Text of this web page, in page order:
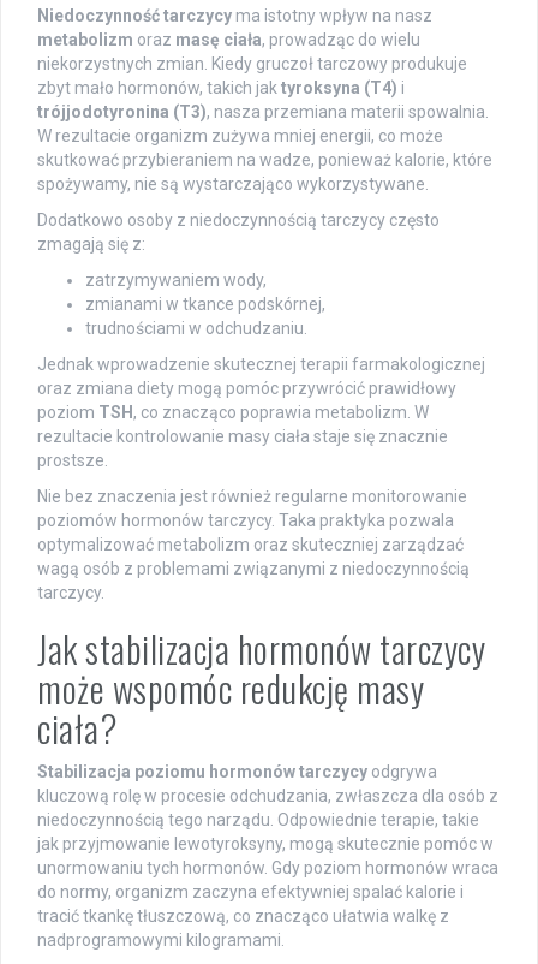
Niedoczynność tarczycy ma istotny wpływ na nasz
metabolizm oraz masę ciała, prowadząc do wielu
niekorzystnych zmian. Kiedy gruczoł tarczowy produkuje
zbyt mało hormonów, takich jak tyroksyna (T4) i
trójjodotyronina (T3), nasza przemiana materii spowalnia.
W rezultacie organizm zużywa mniej energii, co może
skutkować przybieraniem na wadze, ponieważ kalorie, które
spożywamy, nie są wystarczająco wykorzystywane.
Dodatkowo osoby z niedoczynnością tarczycy często
zmagają się z:
zatrzymywaniem wody,
zmianami w tkance podskórnej,
trudnościami w odchudzaniu.
Jednak wprowadzenie skutecznej terapii farmakologicznej
oraz zmiana diety mogą pomóc przywrócić prawidłowy
poziom TSH , co znacząco poprawia metabolizm. W
rezultacie kontrolowanie masy ciała staje się znacznie
prostsze.
Nie bez znaczenia jest również regularne monitorowanie
poziomów hormonów tarczycy. Taka praktyka pozwala
optymalizować metabolizm oraz skuteczniej zarządzać
wagą osób z problemami związanymi z niedoczynnością
tarczycy.
Jak stabilizacja hormonów tarczycy
może wspomóc redukcję masy
ciała?
Stabilizacja poziomu hormonów tarczycy odgrywa
kluczową rolę w procesie odchudzania, zwłaszcza dla osób z
niedoczynnością tego narządu. Odpowiednie terapie, takie
jak przyjmowanie lewotyroksyny, mogą skutecznie pomóc w
unormowaniu tych hormonów. Gdy poziom hormonów wraca
do normy, organizm zaczyna efektywniej spalać kalorie i
tracić tkankę tłuszczową, co znacząco ułatwia walkę z
nadprogramowymi kilogramami.